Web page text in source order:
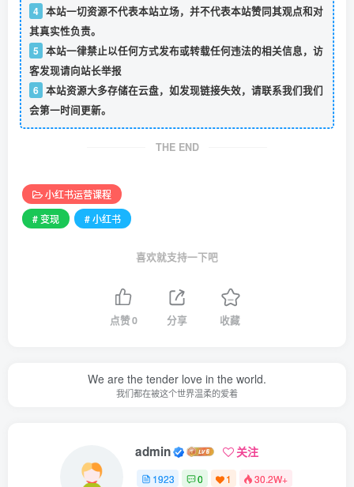
4 本站一切资源不代表本站立场，并不代表本站赞同其观点和对
其真实性负责。
5 本站一律禁止以任何方式发布或转载任何违法的相关信息，访
客发现请向站长举报
6 本站资源大多存储在云盘，如发现链接失效，请联系我们我们
会第一时间更新。
THE END
小红书运营课程
# 变现
# 小红书
喜欢就支持一下吧
点赞0 分享 收藏
We are the tender love in the world.
我们都在被这个世界温柔的爱着
admin 关注
1923 0 1 30.2W+